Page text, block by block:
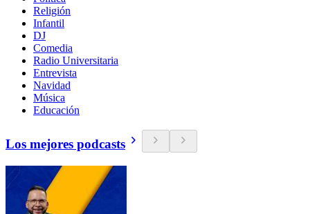
Religión
Infantil
DJ
Comedia
Radio Universitaria
Entrevista
Navidad
Música
Educación
Los mejores podcasts